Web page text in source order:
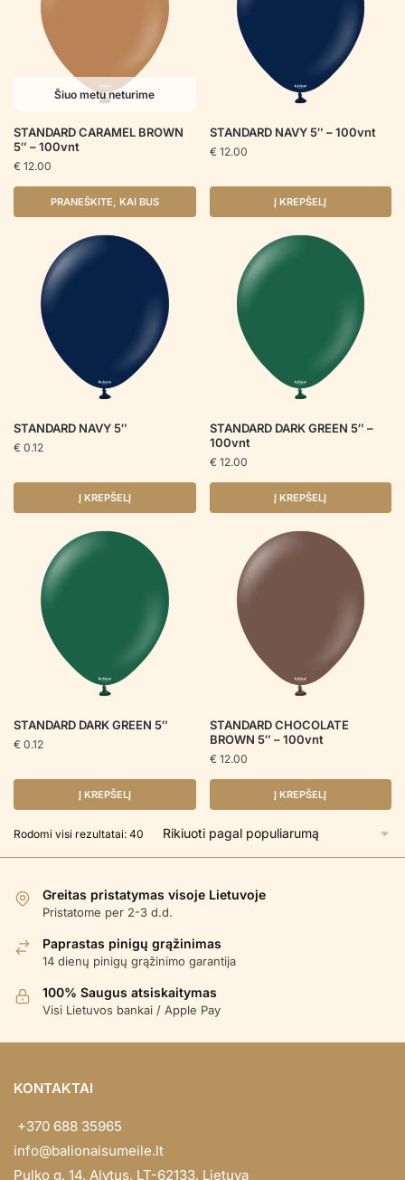
Šiuo metu neturime
STANDARD CARAMEL BROWN
5″ – 100vnt
€ 12.00
PRANEŠKITE, KAI BUS
STANDARD NAVY 5″ – 100vnt
€ 12.00
Į KREPŠELĮ
STANDARD NAVY 5″
€ 0.12
Į KREPŠELĮ
STANDARD DARK GREEN 5″ –
100vnt
€ 12.00
Į KREPŠELĮ
STANDARD DARK GREEN 5″
€ 0.12
Į KREPŠELĮ
STANDARD CHOCOLATE
BROWN 5″ – 100vnt
€ 12.00
Į KREPŠELĮ
Rodomi visi rezultatai: 40 Rūšiuojama
Greitas pristatymas visoje Lietuvoje
Pristatome per 2-3 d.d.
Paprastas pinigų grąžinimas
14 dienų pinigų grąžinimo garantija
100% Saugus atsiskaitymas
Visi Lietuvos bankai / Apple Pay
KONTAKTAI
+370 688 35965
info@balionaisumeile.lt
Pulko g. 14, Alytus, LT-62133, Lietuva